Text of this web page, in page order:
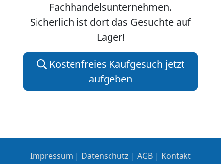
Fachhandelsunternehmen.
Sicherlich ist dort das Gesuchte auf
Lager!
Kostenfreies Kaufgesuch jetzt
aufgeben
Impressum | Datenschutz | AGB | Kontakt